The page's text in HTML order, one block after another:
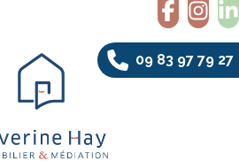
09 83 97 79 27